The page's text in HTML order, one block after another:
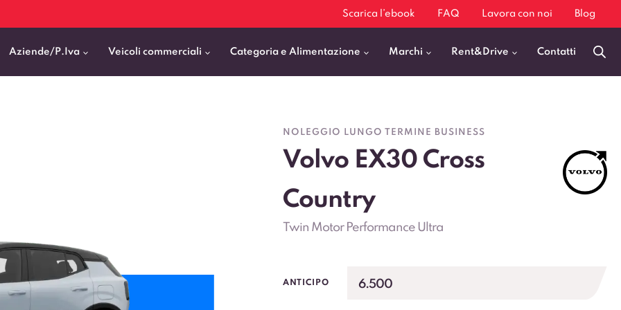
Scarica l’ebook FAQ Lavora con noi Blog
Aziende/P.Iva Veicoli commerciali
zero
TUTTI
Categoria e Alimentazione
Elettrica
Marchi
VEDI TUTTI
Fiat Professional
Mercedes Benz Vans
Peugeot Professional
Renault Professional
VEDI TUTTI
Audi Q3
Rent&Drive Contatti
NOLEGGIO LUNGO TERMINE BUSINESS
Volvo EX30 Cross
Country
Twin Motor Performance Ultra
ANTICIPO 6.500